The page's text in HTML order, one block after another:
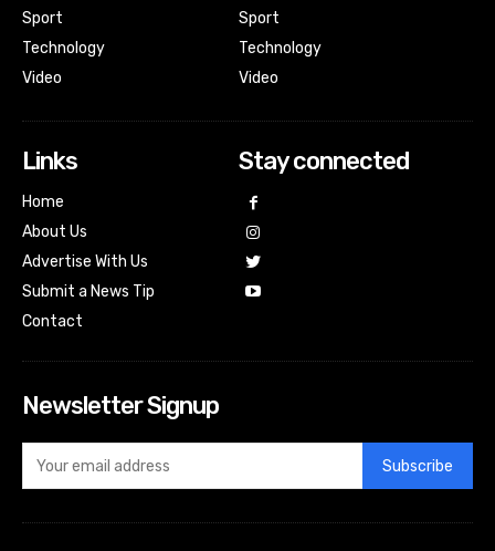
Sport
Technology
Video
Sport
Technology
Video
Links
Home
About Us
Advertise With Us
Submit a News Tip
Contact
Stay connected
Newsletter Signup
Subscribe